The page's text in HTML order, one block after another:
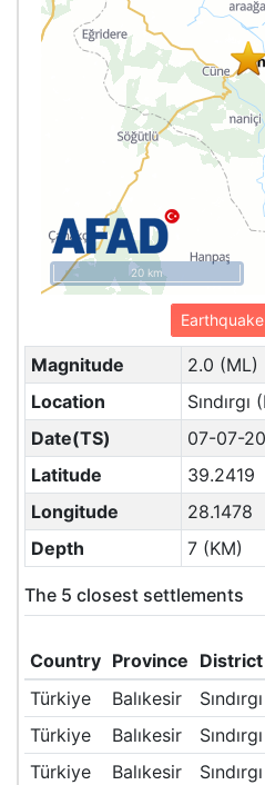
20 km
Magnitude
2.0 (ML)
Location
Sındırgı
Date(TS)
07-07-
Latitude
39.2419
Longitude
28.1478
Depth
7 (KM)
The 5 closest settlements
Country Province District
Türkiye
Balıkesir Sındırgı
Türkiye
Balıkesir Sındırgı
Türkiye
Balıkesir Sındırgı